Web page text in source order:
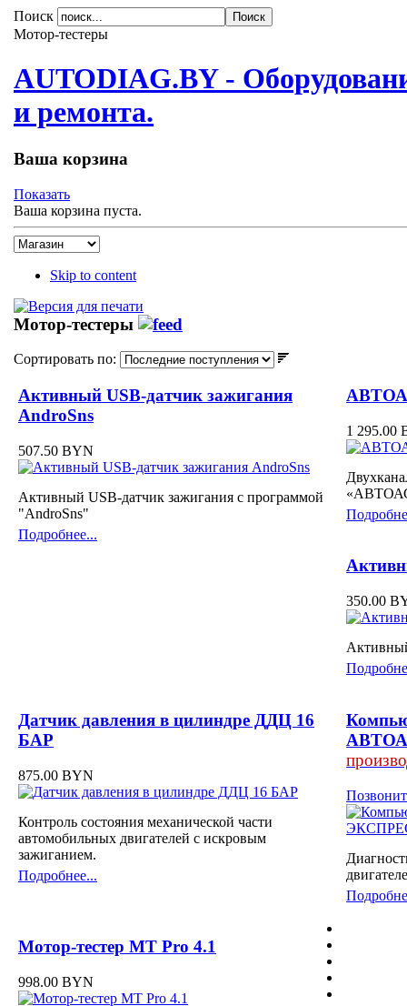
Поиск
Мотор-тестеры
AUTODIAG.BY -
и ремонта.
Ваша корзина
Показать
Ваша корзина пуста.
Skip to content
Мотор-тестеры
Сортировать по:
Активный USB-датчик зажигания
AndroSns
507.50 BYN
Активный USB-датчик зажигания c программой
"AndroSns"
Подробнее...
1 295.00
350.00
Датчик давления в цилиндре ДДЦ 16
БАР
875.00 BYN
Контроль состояния механической части
автомобильных двигателей с искровым
зажиганием.
Подробнее...
Мотор-тестер MT Pro 4.1
998.00 BYN